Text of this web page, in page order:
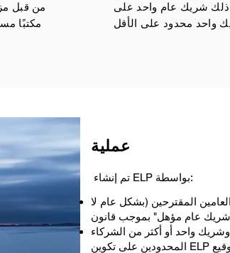
من قبل
ذلك شريك عام واحد على
تم إنشاء ELP بواسطة:
عملية
المقترحين (بشكل عام لا
واحد أو أكثر من الشركاء
المحدودين على تكوين ELP بالاسم ذي الصلة ، عادةً عن طريق التوقيع